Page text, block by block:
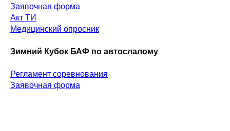
Заявочная форма
Акт ТИ
Медицинский опросник
Зимний Кубок БАФ по автослалому
Регламент соревнования
Заявочная форма